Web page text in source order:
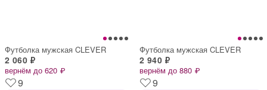
Футболка мужская CLEVER
2 060 ₽
вернём до 620 ₽
9
Футболка мужская CLEVER
2 940 ₽
вернём до 880 ₽
9